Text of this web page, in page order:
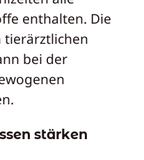
enthalten. Die
tierärztlichen
bei der
stärken